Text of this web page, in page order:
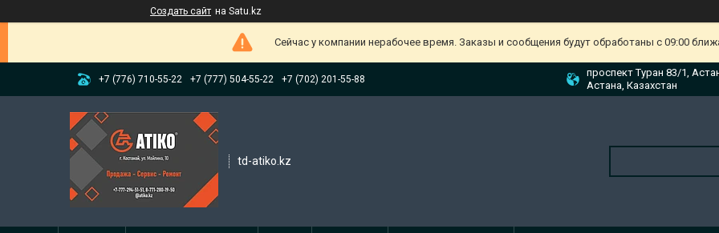
Создать сайт на Satu.kz
Сейчас у компании нерабочее время. Заказы и сообщения будут обработаны с 09:00
+7 (776) 710-55-22 +7 (777) 504-55-22 +7 (702) 201-55-88
проспект Туран 83/1,
Астана, Казахстан
td-atiko.kz